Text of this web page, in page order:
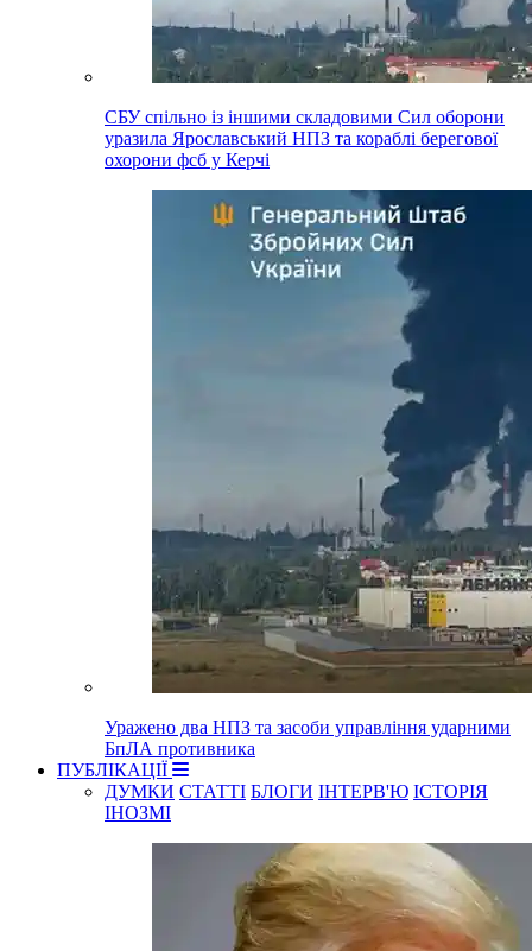
СБУ спільно із іншими складовими Сил оборони
уразила Ярославський НПЗ та кораблі берегової
охорони фсб у Керчі
Уражено два НПЗ та засоби управління ударними
БпЛА противника
ПУБЛІКАЦІЇ
ДУМКИ СТАТТІ БЛОГИ ІНТЕРВ'Ю ІСТОРІЯ
ІНОЗМІ